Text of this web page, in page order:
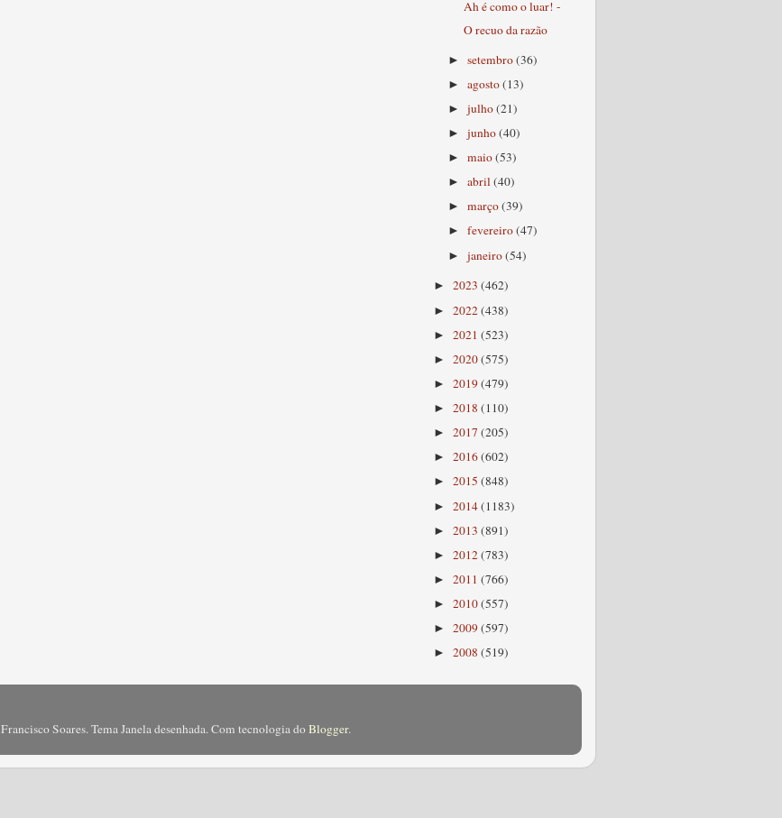
Ah é como o luar! -
O recuo da razão
►setembro(36)
►agosto(13)
►julho(21)
►junho(40)
►maio(53)
►abril(40)
►março(39)
►fevereiro(47)
►janeiro(54)
► 2023 (462)
► 2022(438)
► 2021 (523)
► 2020(575)
► 2019(479)
► 2018 (110)
► 2017 (205)
► 2016(602)
► 2015 (848)
► 2014(1183)
► 2013 (891)
► 2012(783)
► 2011 (766)
► 2010(557)
► 2009(597)
► 2008 (519)
Francisco Soares. Tema Janela desenhada. Com tecnologia doBlogger.